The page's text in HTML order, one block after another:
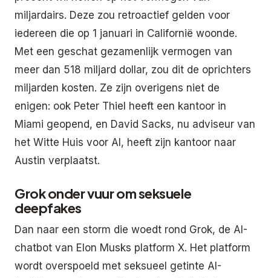
miljardairs. Deze zou retroactief gelden voor
iedereen die op 1 januari in Californië woonde.
Met een geschat gezamenlijk vermogen van
meer dan 518 miljard dollar, zou dit de oprichters
miljarden kosten. Ze zijn overigens niet de
enigen: ook Peter Thiel heeft een kantoor in
Miami geopend, en David Sacks, nu adviseur van
het Witte Huis voor AI, heeft zijn kantoor naar
Austin verplaatst.
Grok onder vuur om seksuele
deepfakes
Dan naar een storm die woedt rond Grok, de AI-
chatbot van Elon Musks platform X. Het platform
wordt overspoeld met seksueel getinte AI-